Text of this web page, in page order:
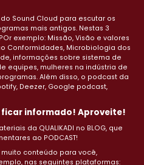
Sound Cloud para escutar os
mais antigos. Nestas 3
exemplo: Missão, Visão e valores
Conformidades, Microbiologia dos
informações sobre sistema de
equipes, mulheres na indústria de
Além disso, o podcast da
Deezer, Google podcast,
ficar informado! Aproveite!
da QUALIKADI no BLOG, que
ao PODCAST!
muito conteúdo para você,
nas seguintes plataformas: